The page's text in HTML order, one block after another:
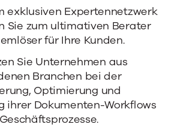
exklusiven Expertennetzwerk
Sie zum ultimativen Berater
für Ihre Kunden.
Sie Unternehmen aus
Branchen bei der
Optimierung und
ihrer Dokumenten-Workflows